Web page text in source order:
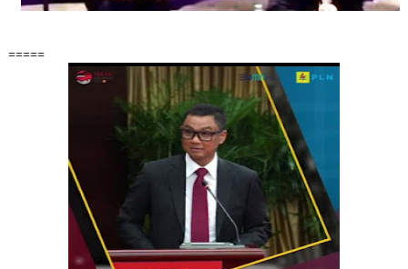
=====